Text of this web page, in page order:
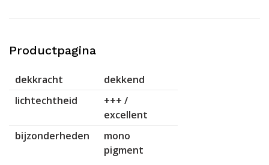
Productpagina
dekkracht
dekkend
lichtechtheid
+++ /
excellent
bijzonderheden
mono
pigment